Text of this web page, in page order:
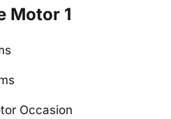
Motor 1
Occasion